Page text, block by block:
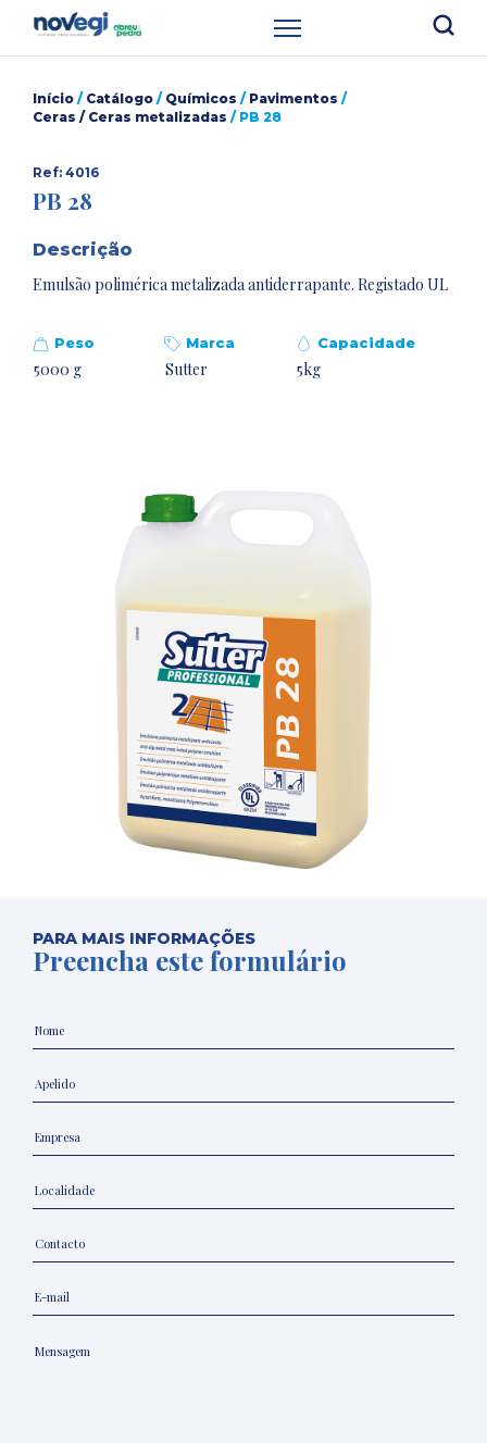
Início / Catálogo / Químicos / Pavimentos /
Ceras / Ceras metalizadas / PB 28
Ref: 4016
PB 28
Descrição
Emulsão polimérica metalizada antiderrapante. Registado UL
Peso
5000 g
Marca
Sutter
Capacidade
5kg
PARA MAIS INFORMAÇÕES
Preencha este formulário